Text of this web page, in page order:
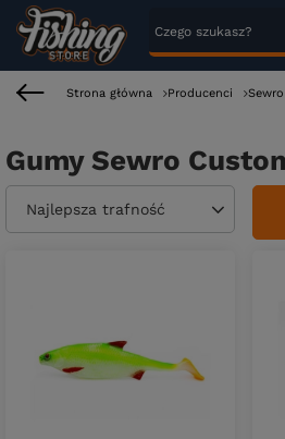
Strona główna Producenci
Gumy Sewro
Zmień sortowanie
Najlepsza trafność